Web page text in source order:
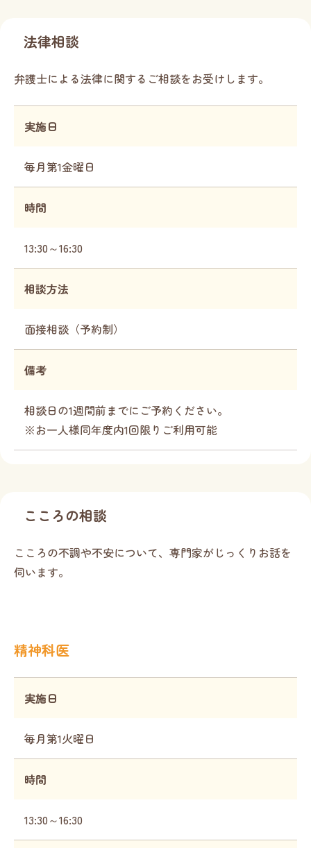
法律相談
弁護士による法律に関するご相談をお受けします。
実施日
毎月第1金曜日
時間
13:30～16:30
相談方法
面接相談（予約制）
備考
相談日の1週間前までにご予約ください。
※お一人様同年度内1回限りご利用可能
こころの相談
こころの不調や不安について、専門家がじっくりお話を
伺います。
精神科医
実施日
毎月第1火曜日
時間
13:30～16:30